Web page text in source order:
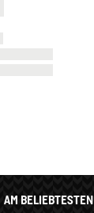
AM BELIEBTESTEN